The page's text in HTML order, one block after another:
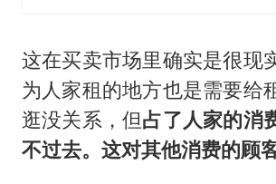
这在买卖市场里确实是很现
为人家租的地方也是需要给
逛没关系，但占了人家的消
不过去。这对其他消费的顾